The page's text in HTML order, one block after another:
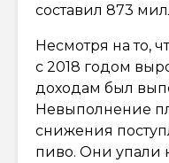
составил 873
Несмотря на то,
с 2018 годом
доходам был
Невыполнение
снижения
пиво. Они упали